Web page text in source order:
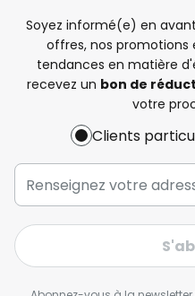
Soyez informé(e) en
offres, nos promotions
tendances en matière
recevez un bon de
votre
Clients